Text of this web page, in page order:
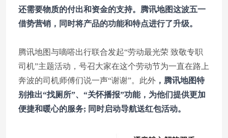
还需要物质的付出和资金的支持。腾讯地图这波五一
借势营销，同时将产品的功能和特点进行了升级。
腾讯地图与嘀嗒出行联合发起“劳动最光荣 致敬专职
司机”主题活动，号召大家在这个劳动节为一直在路上
奔波的司机师傅们说一声“谢谢”。此外 ，腾讯地图特
别推出“找厕所”、“关怀播报”功能，为他们提供更加
便捷和暖心的服务; 同时启动导航送红包活动。